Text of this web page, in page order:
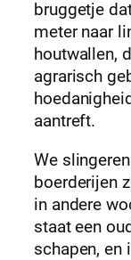
bruggetje
meter naar
houtwallen,
agrarisch
aantreft.
We
boerderijen
in andere
staat een
schapen, en